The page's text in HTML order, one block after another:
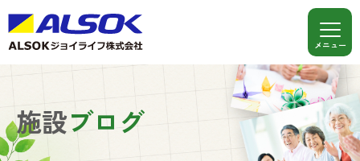
施設ブログ